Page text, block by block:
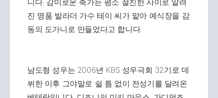
니다. 감미로운 축가는 평소 절친한 사이로 알려
진 명품 발라더 가수 테이 씨가 맡아 예식장을 감
동의 도가니로 만들었다고 합니다.
남도형 성우는 2006년 KBS 성우극회 32기로 데
뷔한 이후 그야말로 쉴 틈 없이 전성기를 달려온